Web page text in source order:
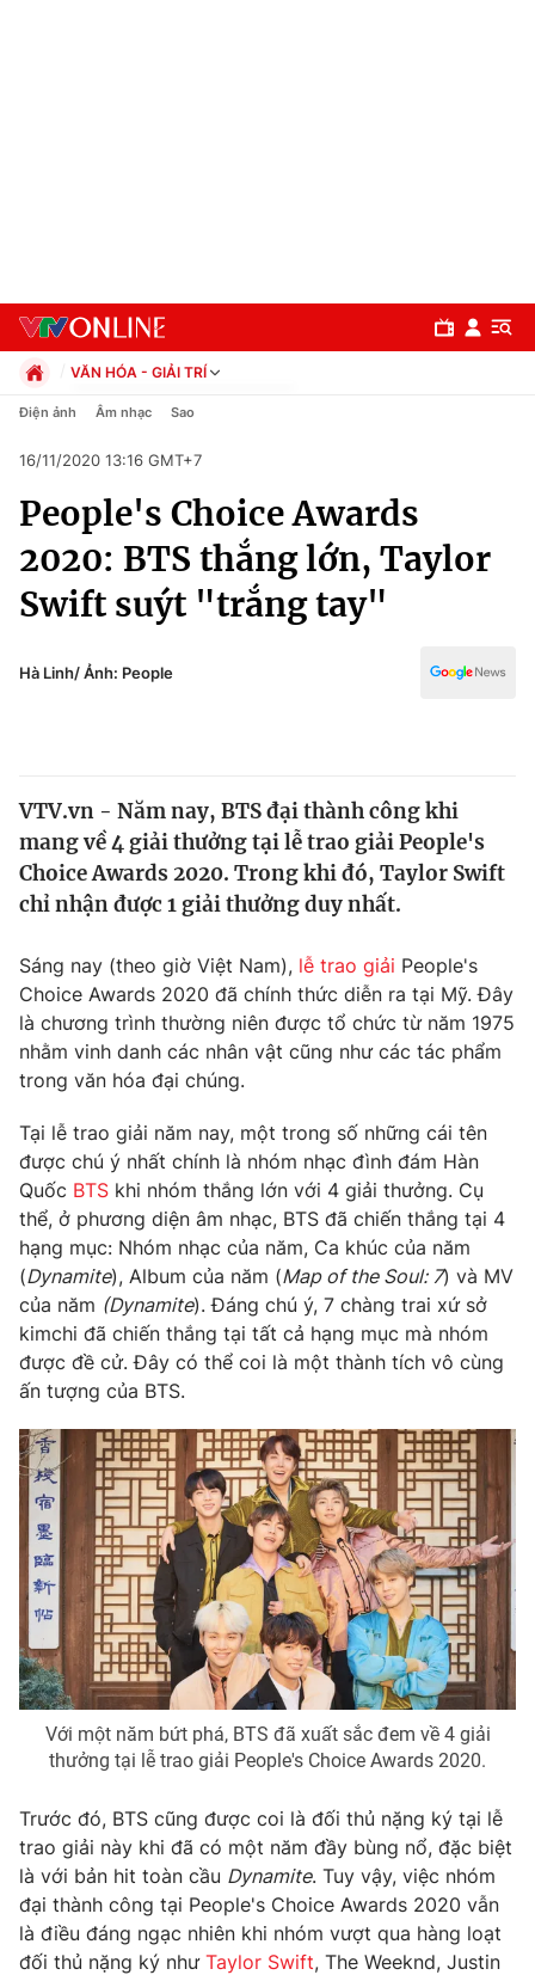
Chuyên mục
Chính trị
Xã hội
Pháp luật
Thế giới
Tin tức
Thế giới đó đây
Câu chuyện quốc tế
Kinh tế
Thị trường
Góc doanh nghiệp
Dữ liệu và đời sống
Truyền hình
Phim VTV
Hậu trường
Nhân vật
Khán giả
Giải sao mai
Giải trí
Điện ảnh
Âm nhạc
Sao
Đời sống
Du lịch
Làm đẹp
Chất lượng cuộc sống
Giáo dục
Tuyển sinh
Học trực tuyến
Công nghệ
Hitech Công nghệ tương lai
Sản phẩm
Thị trường
Tư vấn
Giao lưu trực tuyến
Lịch phát sóng
Chuyên mục khác
Emagazine Podcast
Photo Infographic
Video Shorts video
VTV Sức khoẻ Bất động sản
Thị trường 24h Tấm lòng Việt
VĂN HÓA - GIẢI TRÍ
Chính trị
Pháp luật
Kinh tế
Thể thao
Truyền hình
Văn hóa - Giải trí
Công nghệ
Điện ảnh Âm nhạc Sao
16/11/2020 13:16 GMT+7
People's Choice Awards
2020: BTS thắng lớn, Taylor
Swift suýt "trắng tay"
Hà Linh/ Ảnh: People
VTV.vn - Năm nay, BTS đại thành công khi
mang về 4 giải thưởng tại lễ trao giải People's
Choice Awards 2020. Trong khi đó, Taylor Swift
chỉ nhận được 1 giải thưởng duy nhất.
Sáng nay (theo giờ Việt Nam), lễ trao giải People's
Choice Awards 2020 đã chính thức diễn ra tại Mỹ. Đây
là chương trình thường niên được tổ chức từ năm 1975
nhằm vinh danh các nhân vật cũng như các tác phẩm
trong văn hóa đại chúng.
Tại lễ trao giải năm nay, một trong số những cái tên
được chú ý nhất chính là nhóm nhạc đình đám Hàn
Quốc BTS khi nhóm thắng lớn với 4 giải thưởng. Cụ
thể, ở phương diện âm nhạc, BTS đã chiến thắng tại 4
hạng mục: Nhóm nhạc của năm, Ca khúc của năm
(Dynamite), Album của năm (Map of the Soul: 7) và MV
của năm (Dynamite). Đáng chú ý, 7 chàng trai xứ sở
kimchi đã chiến thắng tại tất cả hạng mục mà nhóm
được đề cử. Đây có thể coi là một thành tích vô cùng
ấn tượng của BTS.
Với một năm bứt phá, BTS đã xuất sắc đem về 4 giải
thưởng tại lễ trao giải People's Choice Awards 2020.
Trước đó, BTS cũng được coi là đối thủ nặng ký tại lễ
trao giải này khi đã có một năm đầy bùng nổ, đặc biệt
là với bản hit toàn cầu Dynamite. Tuy vậy, việc nhóm
đại thành công tại People's Choice Awards 2020 vẫn
là điều đáng ngạc nhiên khi nhóm vượt qua hàng loạt
đối thủ nặng ký như Taylor Swift, The Weeknd, Justin